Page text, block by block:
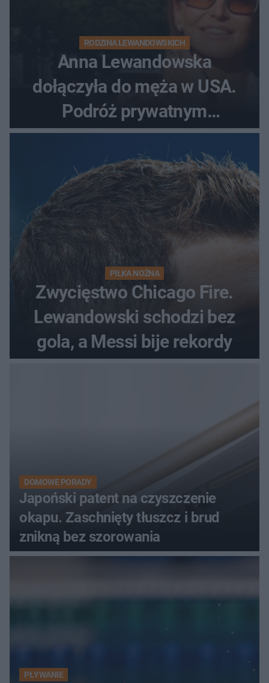
RODZINA LEWANDOWSKICH
Anna Lewandowska
dołączyła do męża w USA.
Podróż prywatnym
odrzutowcem to dopiero
początek!
PIŁKA NOŻNA
Zwycięstwo Chicago Fire.
Lewandowski schodzi bez
gola, a Messi bije rekordy
DOMOWE PORADY
Japoński patent na czyszczenie
okapu. Zaschnięty tłuszcz i brud
znikną bez szorowania
PŁYWANIE